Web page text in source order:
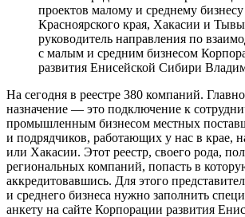
проектов малому и среднему бизнесу
Красноярского края, Хакасии и
руководитель направления по
с малым и средним бизнесом
развития Енисейской Сибири
На сегодня в реестре 380 компаний.
назначение — это подключение к
промышленным бизнесом местных
и подрядчиков, работающих у нас в крае,
или Хакасии. Этот реестр, своего рода,
региональных компаний, попасть в
аккредитовавшись. Для этого
и среднего бизнеса нужно заполнить
анкету на сайте Корпорации развития